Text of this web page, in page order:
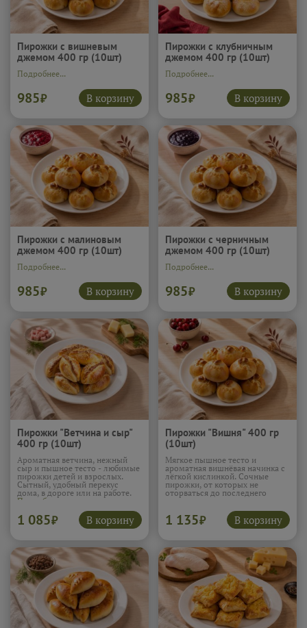
Пирожки с вишневым
джемом 400 гр (10шт)
Подробнее...
985₽ В корзину
Пирожки с клубничным
джемом 400 гр (10шт)
Подробнее...
985₽ В корзину
Пирожки с малиновым
джемом 400 гр (10шт)
Подробнее...
985₽ В корзину
Пирожки с черничным
джемом 400 гр (10шт)
Подробнее...
985₽ В корзину
Пирожки "Ветчина и сыр"
400 гр (10шт)
Ароматная ветчина, нежный
сыр и пышное тесто - любимые
пирожки детей и взрослых.
Сытный, удобный перекус
дома, в дороге или на работе.
Подробнее...
1 085₽ В корзину
Пирожки "Вишня" 400 гр
(10шт)
Мягкое пышное тесто и
ароматная вишнёвая начинка с
лёгкой кислинкой. Сочные
пирожки, от которых не
оторваться до последнего
кусочка.
1 135₽ В корзину